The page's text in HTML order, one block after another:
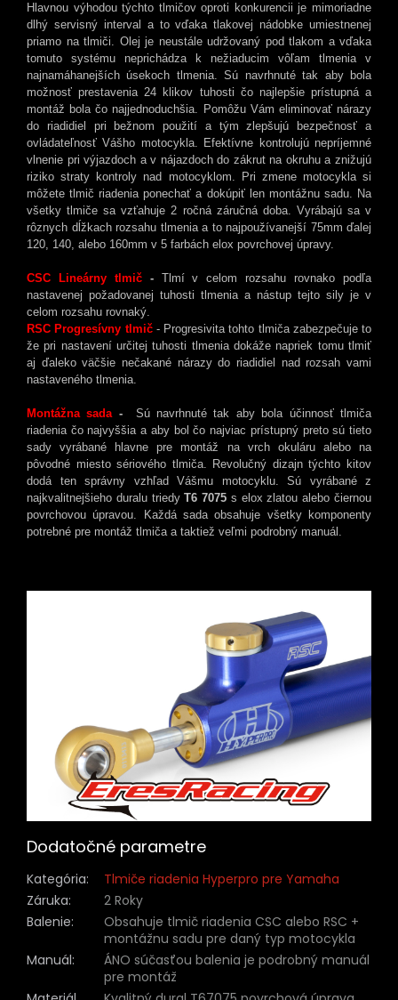
Hlavnou výhodou týchto tlmičov oproti konkurencii je mimoriadne
dlhý servisný interval a to vďaka tlakovej nádobke umiestnenej
priamo na tlmiči. Olej je neustále udržovaný pod tlakom a vďaka
tomuto systému neprichádza k nežiaducim vôľam tlmenia v
najnamáhanejších úsekoch tlmenia. Sú navrhnuté tak aby bola
možnosť prestavenia 24 klikov tuhosti čo najlepšie prístupná a
montáž bola čo najjednoduchšia. Pomôžu Vám eliminovať nárazy
do riadidiel pri bežnom použití a tým zlepšujú bezpečnosť a
ovládateľnosť Vášho motocykla. Efektívne kontrolujú nepríjemné
vlnenie pri výjazdoch a v nájazdoch do zákrut na okruhu a znižujú
riziko straty kontroly nad motocyklom. Pri zmene motocykla si
môžete tlmič riadenia ponechať a dokúpiť len montážnu sadu. Na
všetky tlmiče sa vzťahuje 2 ročná záručná doba. Vyrábajú sa v
rôznych dĺžkach rozsahu tlmenia a to najpoužívanejší 75mm ďalej
120, 140, alebo 160mm v 5 farbách elox povrchovej úpravy.
CSC Lineárny tlmič-Tlmí v celom rozsahu rovnako podľa
nastavenej požadovanej tuhosti tlmenia a nástup tejto sily je v
celom rozsahu rovnaký.
RSC Progresívny tlmič - Progresivita tohto tlmiča zabezpečuje to
že pri nastavení určitej tuhosti tlmenia dokáže napriek tomu tlmiť
aj ďaleko väčšie nečakané nárazy do riadidiel nad rozsah vami
nastaveného tlmenia.
Montážna sada - Sú navrhnuté tak aby bola účinnosť tlmiča
riadenia čo najvyššia a aby bol čo najviac prístupný preto sú tieto
sady vyrábané hlavne pre montáž na vrch okuláru alebo na
pôvodné miesto sériového tlmiča. Revolučný dizajn týchto kitov
dodá ten správny vzhľad Vášmu motocyklu. Sú vyrábané z
najkvalitnejšieho duralu triedyT6 7075 s elox zlatou alebo čiernou
povrchovou úpravou. Každá sada obsahuje všetky komponenty
potrebné pre montáž tlmiča a taktiež veľmi podrobný manuál.
Dodatočné parametre
Kategória:
Tlmiče riadenia Hyperpro pre Yamaha
Záruka:
2 Roky
Balenie:
Obsahuje tlmič riadenia CSC alebo RSC +
montážnu sadu pre daný typ motocykla
Manuál:
ÁNO súčasťou balenia je podrobný manuál
pre montáž